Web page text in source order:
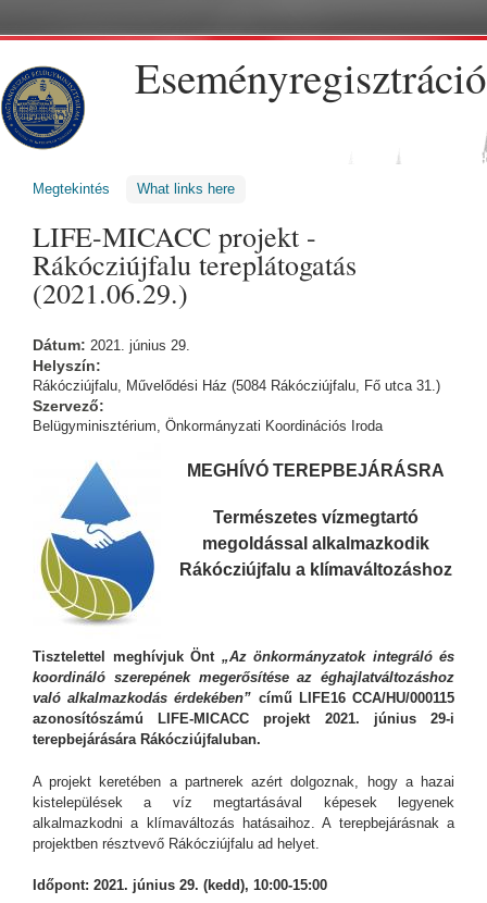
Eseményregisztráció
Megtekintés (aktív fül)
What links here
LIFE-MICACC projekt -
Rákócziújfalu tereplátogatás
(2021.06.29.)
Dátum: 2021. június 29.
Helyszín:
Rákócziújfalu, Művelődési Ház (5084 Rákócziújfalu, Fő utca 31.)
Szervező:
Belügyminisztérium, Önkormányzati Koordinációs Iroda
MEGHÍVÓ TEREPBEJÁRÁSRA
Természetes vízmegtartó
megoldással alkalmazkodik
Rákócziújfalu a klímaváltozáshoz
Tisztelettel meghívjuk Önt „Az önkormányzatok integráló és
koordináló szerepének megerősítése az éghajlatváltozáshoz
való alkalmazkodás érdekében” című LIFE16 CCA/HU/000115
azonosítószámú LIFE-MICACC projekt 2021. június 29-i
terepbejárására Rákócziújfaluban.
A projekt keretében a partnerek azért dolgoznak, hogy a hazai
kistelepülések a víz megtartásával képesek legyenek
alkalmazkodni a klímaváltozás hatásaihoz. A terepbejárásnak a
projektben résztvevő Rákócziújfalu ad helyet.
Időpont: 2021. június 29. (kedd), 10:00-15:00